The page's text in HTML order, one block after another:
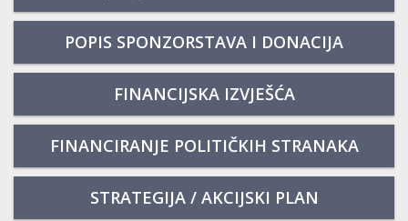
POPIS SPONZORSTAVA I DONACIJA
FINANCIJSKA IZVJEŠĆA
FINANCIRANJE POLITIČKIH STRANAKA
STRATEGIJA / AKCIJSKI PLAN